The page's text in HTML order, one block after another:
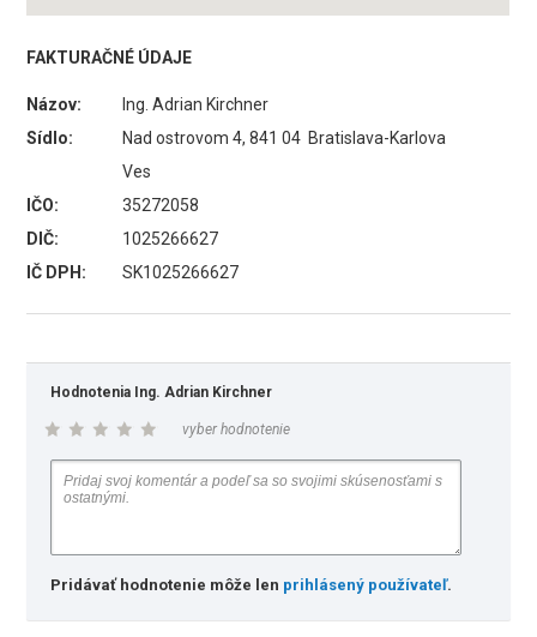
FAKTURAČNÉ ÚDAJE
Názov:
Ing. Adrian Kirchner
Sídlo:
Nad ostrovom 4, 841 04 Bratislava-Karlova
Ves
IČO:
35272058
DIČ:
1025266627
IČ DPH:
SK1025266627
Hodnotenia Ing. Adrian Kirchner
vyber hodnotenie
Pridávať hodnotenie môže len prihlásený používateľ.